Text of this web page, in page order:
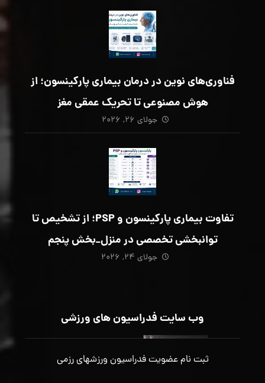
فناوری‌های نوین در درمان بیماری پارکینسون؛ از
هوش مصنوعی تا تحریک عمقی مغز
جولای ۲۶, ۲۰۲۶
تفاوت بیماری پارکینسون و PSP؛ از تشخیص تا
توانبخشی تخصصی در منزل_بخش پنجم
جولای ۲۴, ۲۰۲۶
وب سایت فدراسیون های ورزشی
ثبت نام عضویت فدراسیون ورزشهای رزمی